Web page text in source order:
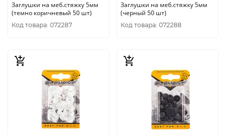
Заглушки на меб.стяжку 5мм
(темно коричневый 50 шт)
Код товара: 072287
Заглушки на меб.стяжку 5мм
(черный 50 шт)
Код товара: 072288